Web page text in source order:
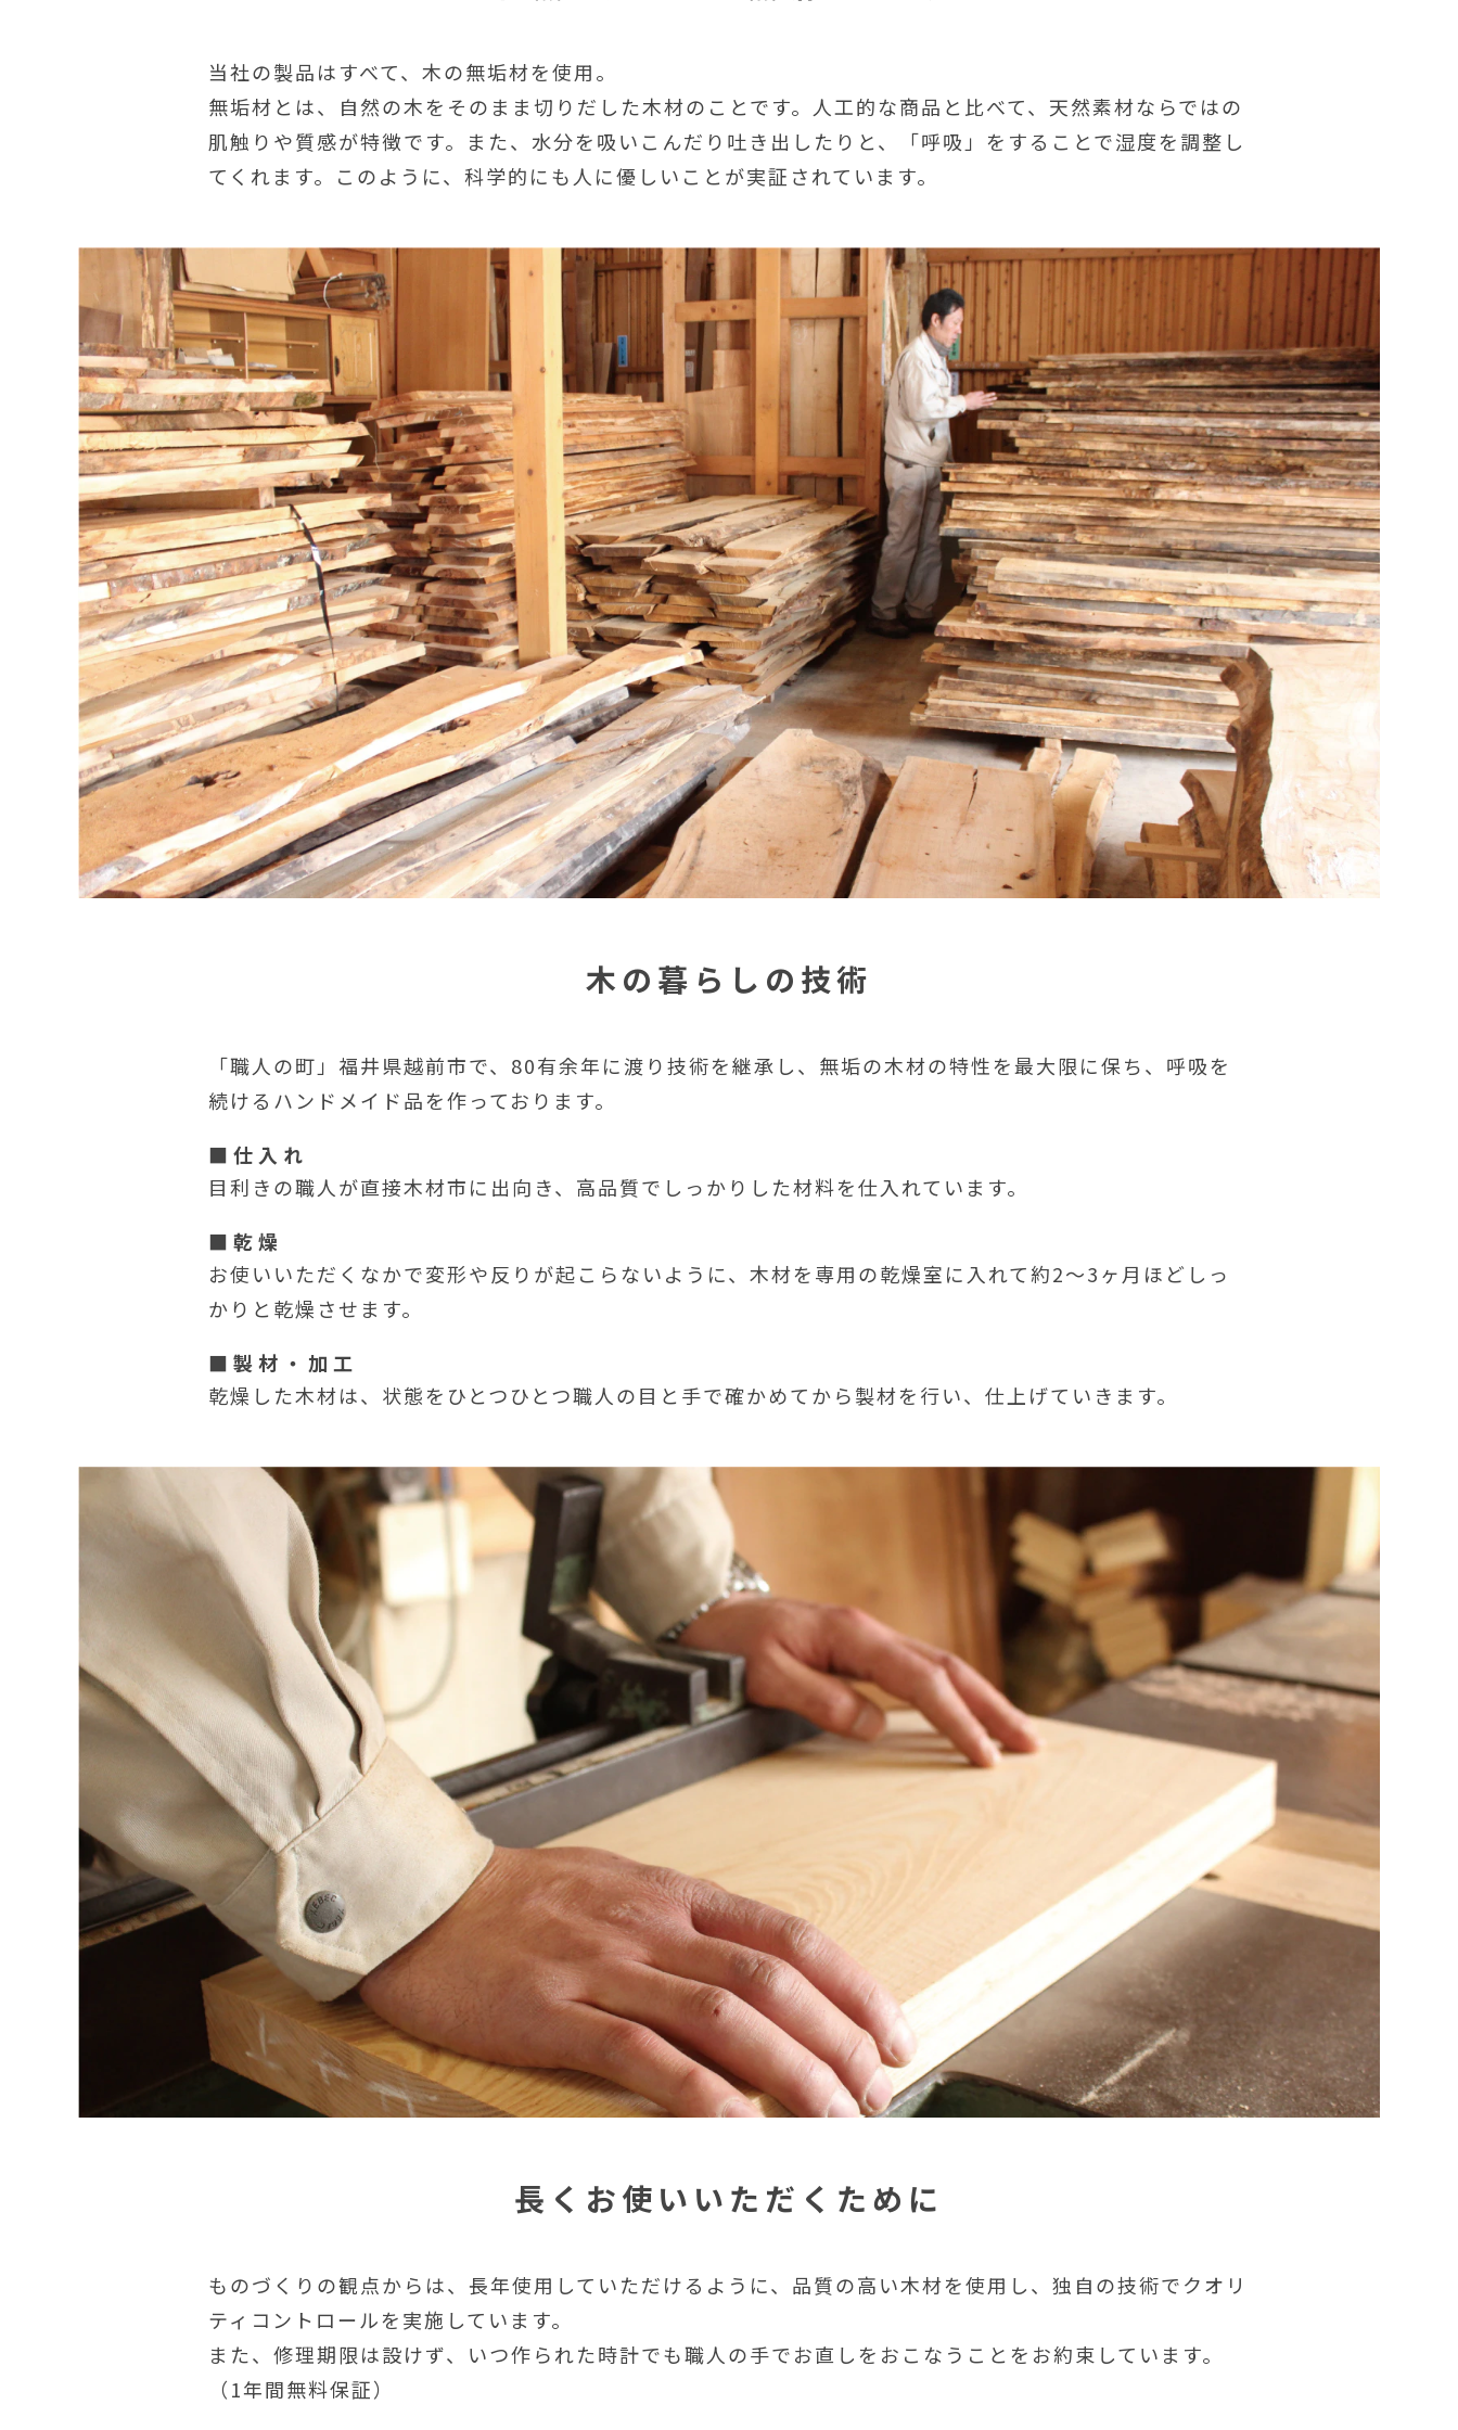
当社の製品はすべて、木の無垢材を使用。
無垢材とは、自然の木をそのまま切りだした木材のことです。人工的な商品と比べて、天然素材ならではの
肌触りや質感が特徴です。また、水分を吸いこんだり吐き出したりと、「呼吸」をすることで湿度を調整し
てくれます。このように、科学的にも人に優しいことが実証されています。
木の暮らしの技術
「職人の町」福井県越前市で、80有余年に渡り技術を継承し、無垢の木材の特性を最大限に保ち、呼吸を
続けるハンドメイド品を作っております。
仕入れ
目利きの職人が直接木材市に出向き、高品質でしっかりした材料を仕入れています。
乾燥
お使いいただくなかで変形や反りが起こらないように、木材を専用の乾燥室に入れて約2～3ヶ月ほどしっ
かりと乾燥させます。
製材・加工
乾燥した木材は、状態をひとつひとつ職人の目と手で確かめてから製材を行い、仕上げていきます。
長くお使いいただくために
ものづくりの観点からは、長年使用していただけるように、品質の高い木材を使用し、独自の技術でクオリ
ティコントロールを実施しています。
また、修理期限は設けず、いつ作られた時計でも職人の手でお直しをおこなうことをお約束しています。
（1年間無料保証）